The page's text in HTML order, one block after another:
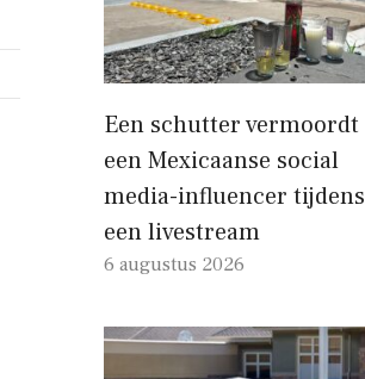
Een schutter vermoordt
een Mexicaanse social
media-influencer tijdens
een livestream
6 augustus 2026